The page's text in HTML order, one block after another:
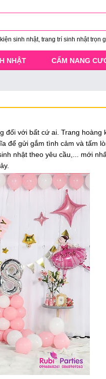
sinh nhật, trang trí sinh nhật trọn
NHẬT CẨM NANG
với bất cứ ai. Trang hoàng
để gửi gắm tình cảm và tấm
nhật theo yêu cầu,... mới